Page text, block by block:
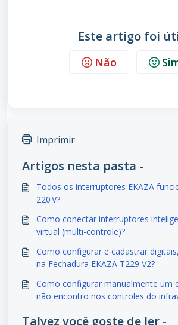
Este artigo foi
Não
Imprimir
Artigos nesta pasta -
Todos os interruptores EKAZA
220 V?
Como conectar interruptores
virtual (multi-controle)?
Como configurar e cadastrar
na Fechadura EKAZA T229 V2?
Como configurar manualmente um
não encontro nos controles do
Talvez você goste de ler -